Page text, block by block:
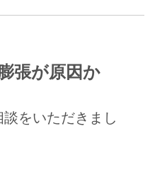
張が原因か
をいただきまし